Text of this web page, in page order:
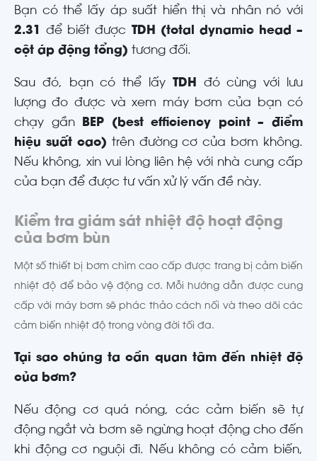
Bạn có thể lấy áp suất hiển thị và nhân nó với
2.31
để biết được
TDH (total dynamic head –
cột áp động tổng) tương đối.
Sau đó, bạn có thể lấy TDH
đó cùng với lưu
lượng đo được và xem máy bơm của bạn có
chạy gần
BEP (best efficiency point – điểm
hiệu suất cao) trên đường cơ của bơm không.
Nếu không, xin vui lòng liên hệ với nhà cung cấp
của bạn để được tư vấn xử lý vấn đề này.
Kiểm tra giám sát nhiệt độ hoạt động
của bơm bùn
Một số thiết bị bơm chìm cao cấp được trang bị cảm biến
nhiệt độ để bảo vệ động cơ. Mỗi hướng dẫn được cung
cấp với máy bơm sẽ phác thảo cách nối và theo dõi các
cảm biến nhiệt độ trong vòng đời tối đa.
Tại sao chúng ta cần quan tâm đến nhiệt độ
của bơm?
Nếu động cơ quá nóng, các cảm biến sẽ tự
động ngắt và bơm sẽ ngừng hoạt động cho đến
khi động cơ nguội đi. Nếu không có cảm biến,